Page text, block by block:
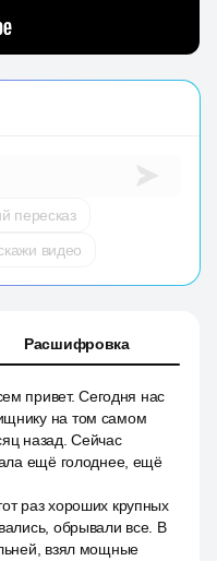
пересказ
видео
Расшифровка
привет. Сегодня нас
на том самом
назад. Сейчас
ещё голоднее, ещё
раз хороших крупных
обрывали все. В
взял мощные